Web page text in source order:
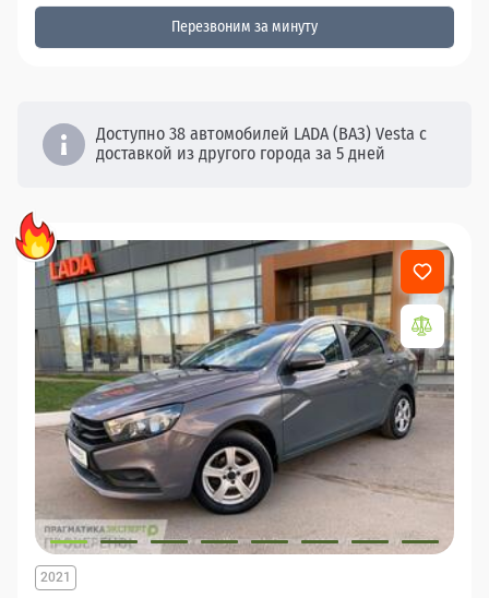
Перезвоним за минуту
Доступно 38 автомобилей LADA (ВАЗ) Vesta с
доставкой из другого города за 5 дней
2021